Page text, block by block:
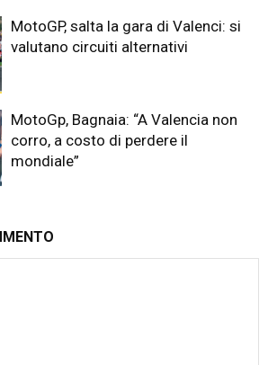
MotoGP, salta la gara di Valenci: si
valutano circuiti alternativi
MotoGp, Bagnaia: “A Valencia non
corro, a costo di perdere il
mondiale”